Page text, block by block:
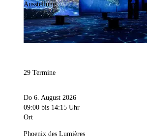
Ausstellung
29 Termine
Do 6. August 2026
09:00 bis 14:15 Uhr
Ort
Phoenix des Lumières